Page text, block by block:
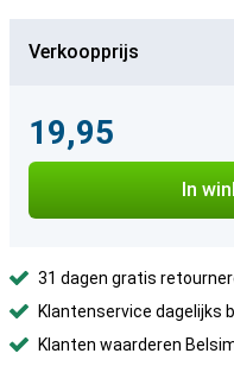
Verkoopprijs
19,95
In
31 dagen gratis
Klantenservice dagelijks
Klanten waarderen